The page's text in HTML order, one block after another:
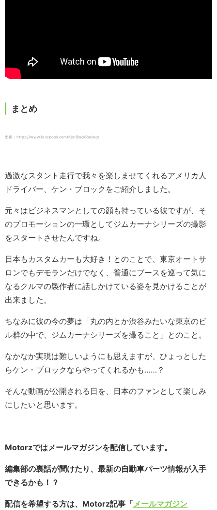
まとめ
出典：https://www.facebook.com/KenBlockRacing/
過激なスタント走行で我々を楽しませてくれるアメリカ人
ドライバー、ケン・ブロックをご紹介しました。
元々はビジネスマンとしての顔も持っている彼ですが、そ
のプロモーションの一環としてジムカーナシリーズの撮影
をスタートさせたんですね。
日本もカスタムカーも大好き！とのことで、東京オートサ
ロンでもデモランだけでなく、普通にブースを巡って気に
なるクルマの製作者に話しかけている姿を見かけることが
出来ました。
ちなみに彼の今の夢は「丸の内とか渋谷みたいな東京のビ
ル群の中で、ジムカーナシリーズを撮ること」とのこと。
なかなか実現は難しいようにも思えますが、ひょっとした
らケン・ブロックならやってくれるかも……？
そんな動画が公開される日を、日本のファンとして楽しみ
にしたいと思います。
Motorzではメールマガジンを配信しています。
編集部の裏話が聞けたり、最新の自動車パーツ情報が入手
できるかも！？
配信を希望する方は、Motorz記事「メールマガジン